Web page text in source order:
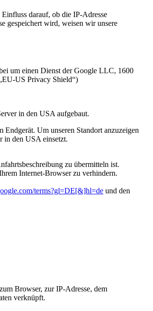
darauf, ob die IP-Adresse
gespeichert wird, weisen wir unsere
um einen Dienst der Google LLC, 1600
US Privacy Shield“)
in den USA aufgebaut.
Um unseren Standort anzuzeigen
in den USA einsetzt.
zu übermitteln ist.
Internet-Browser zu verhindern.
terms?gl=DE[&]hl=de und den
Browser, zur IP-Adresse, dem
verknüpft.